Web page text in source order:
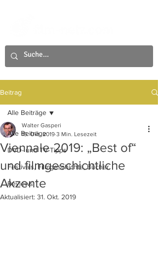
Beitrag
Alle Beiträge
DVD- und TV-Tipps
Festivals, Filmgeschichte, Bücher
Reviews
Alle Beiträge
Viennale 2019: „Best of“
und filmgeschichtliche
Akzente
Walter Gasperi
15. Okt. 2019 3 Min. Lesezeit
Aktualisiert: 31. Okt. 2019